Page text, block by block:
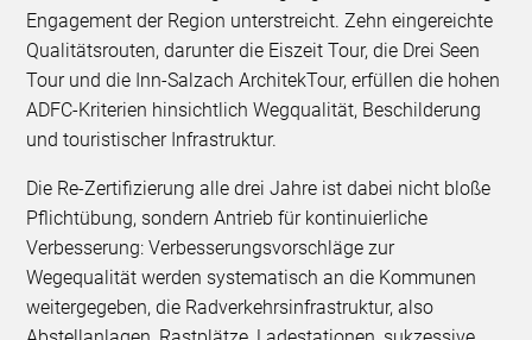
Engagement der Region unterstreicht. Zehn eingereichte
Qualitätsrouten, darunter die Eiszeit Tour, die Drei Seen
Tour und die Inn-Salzach ArchitekTour, erfüllen die hohen
ADFC-Kriterien hinsichtlich Wegqualität, Beschilderung
und touristischer Infrastruktur.
Die Re-Zertifizierung alle drei Jahre ist dabei nicht bloße
Pflichtübung, sondern Antrieb für kontinuierliche
Verbesserung: Verbesserungsvorschläge zur
Wegequalität werden systematisch an die Kommunen
weitergegeben, die Radverkehrsinfrastruktur, also